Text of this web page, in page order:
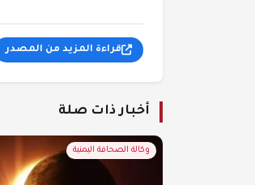
قراءة المزيد من المصدر
أخبار ذات صلة
وكالة الصحافة اليمنية